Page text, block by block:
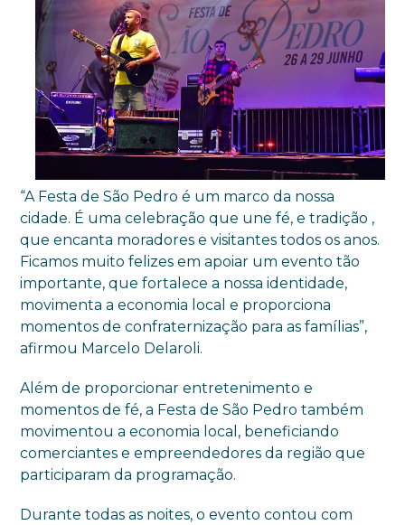
“A Festa de São Pedro é um marco da nossa
cidade. É uma celebração que une fé, e tradição ,
que encanta moradores e visitantes todos os anos.
Ficamos muito felizes em apoiar um evento tão
importante, que fortalece a nossa identidade,
movimenta a economia local e proporciona
momentos de confraternização para as famílias”,
afirmou Marcelo Delaroli.
Além de proporcionar entretenimento e
momentos de fé, a Festa de São Pedro também
movimentou a economia local, beneficiando
comerciantes e empreendedores da região que
participaram da programação.
Durante todas as noites, o evento contou com